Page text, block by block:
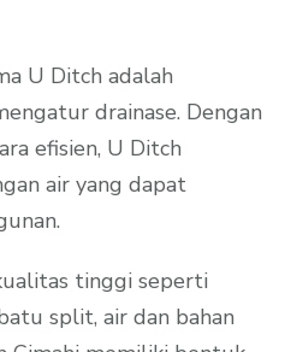
U Ditch adalah
drainase. Dengan
efisien, U Ditch
air yang dapat
tinggi seperti
split, air dan bahan